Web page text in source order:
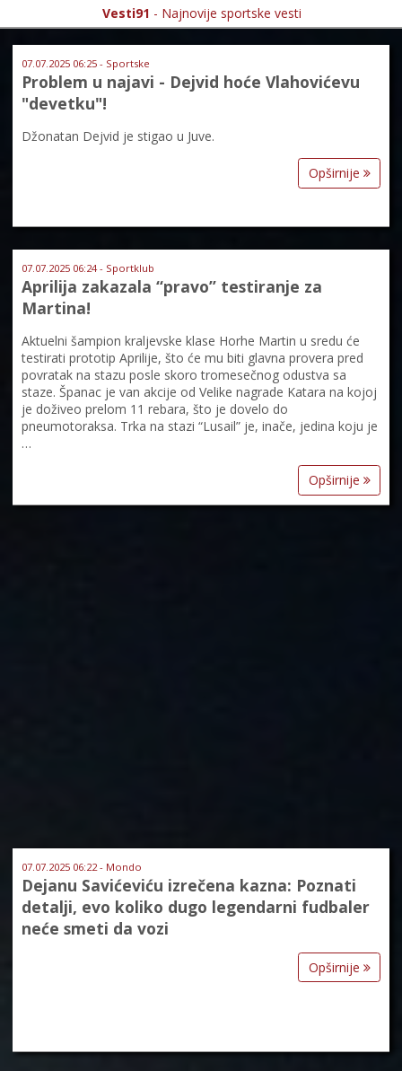
Vesti91 - Najnovije sportske vesti
07.07.2025 06:25 - Sportske
Problem u najavi - Dejvid hoće Vlahovićevu
"devetku"!
Džonatan Dejvid je stigao u Juve.
Opširnije
07.07.2025 06:24 - Sportklub
Aprilija zakazala “pravo” testiranje za
Martina!
Aktuelni šampion kraljevske klase Horhe Martin u sredu će
testirati prototip Aprilije, što će mu biti glavna provera pred
povratak na stazu posle skoro tromesečnog odustva sa
staze. Španac je van akcije od Velike nagrade Katara na kojoj
je doživeo prelom 11 rebara, što je dovelo do
pneumotoraksa. Trka na stazi “Lusail” je, inače, jedina koju je
…
Opširnije
07.07.2025 06:22 - Mondo
Dejanu Savićeviću izrečena kazna: Poznati
detalji, evo koliko dugo legendarni fudbaler
neće smeti da vozi
Opširnije